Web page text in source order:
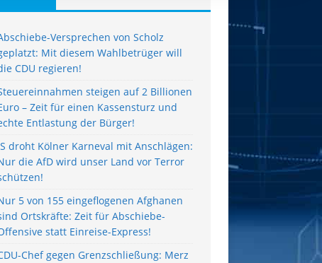
Versprechen von Scholz
Mit diesem Wahlbetrüger will
CDU regieren!
steigen auf 2 Billionen
– Zeit für einen Kassensturz und
Entlastung der Bürger!
droht Kölner Karneval mit Anschlägen:
die AfD wird unser Land vor Terror
5 von 155 eingeflogenen Afghanen
Ortskräfte: Zeit für Abschiebe-
statt Einreise-Express!
Chef gegen Grenzschließung: Merz